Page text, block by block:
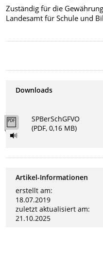
Zuständig für die
Landesamt für Schule und
Downloads
SPBerSchGFVO
(PDF, 0,16 MB)
Artikel-Informationen
erstellt am:
18.07.2019
zuletzt aktualisiert am:
21.10.2025